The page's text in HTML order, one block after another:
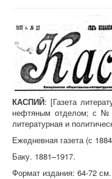
КАСПИЙ: [Газета
нефтяным отделом; с №
литературная и
Ежедневная газета (с
Баку.
Формат издания: 64-72